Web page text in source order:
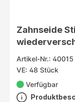
Zahnseide
Artikel-Nr.: 40015
VE: 48 Stück
Verfügbar